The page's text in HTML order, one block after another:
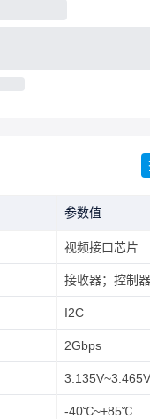
参数值
视频接口芯片
接收器；控制器
I2C
2Gbps
3.135V~3.465V
-40℃~+85℃